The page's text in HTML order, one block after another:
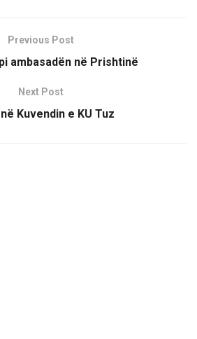
Previous Post
ambasadën në Prishtinë
Next Post
Kuvendin e KU Tuz